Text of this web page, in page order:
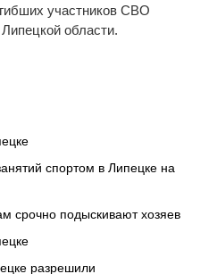
участников СВО
Липецкой области.
спортом в Липецке на
срочно подыскивают хозяев
разрешили